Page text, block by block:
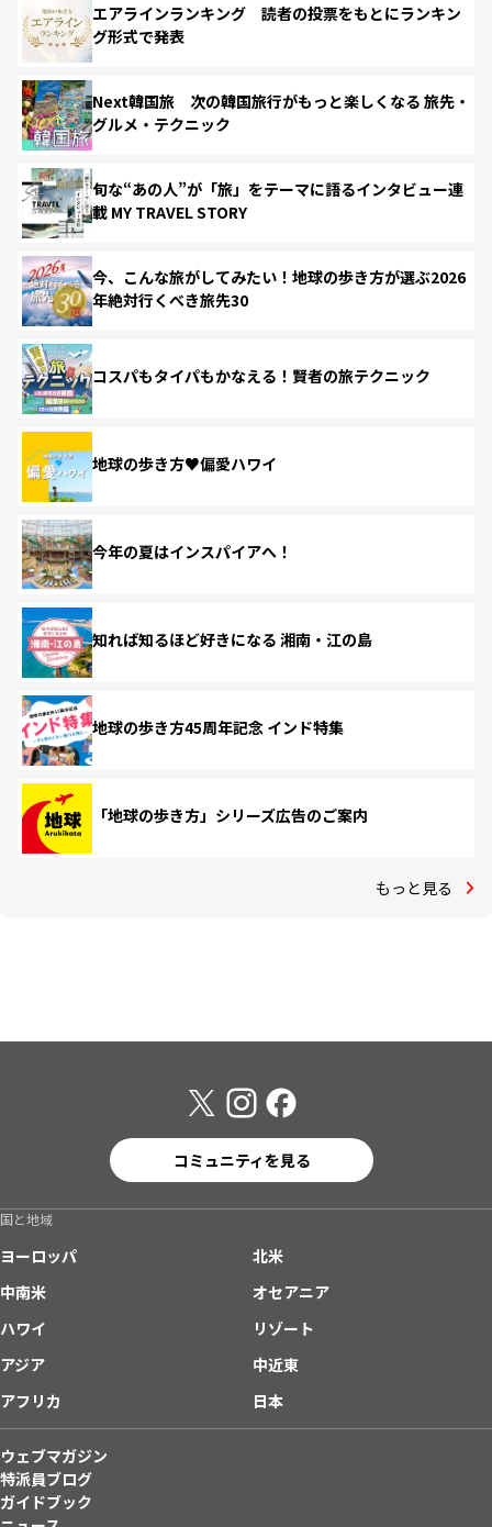
エアラインランキング 読者の投票をもとにランキン
グ形式で発表
Next韓国旅 次の韓国旅行がもっと楽しくなる 旅先・
グルメ・テクニック
旬な“あの人”が「旅」をテーマに語るインタビュー連
載 MY TRAVEL STORY
今、こんな旅がしてみたい！地球の歩き方が選ぶ2026
年絶対行くべき旅先30
コスパもタイパもかなえる！賢者の旅テクニック
地球の歩き方♥偏愛ハワイ
今年の夏はインスパイアへ！
知れば知るほど好きになる 湘南・江の島
地球の歩き方45周年記念 インド特集
「地球の歩き方」シリーズ広告のご案内
もっと見る
コミュニティを見る
国と地域
ヨーロッパ
北米
中南米
オセアニア
ハワイ
リゾート
アジア
中近東
アフリカ
日本
ウェブマガジン
特派員ブログ
ガイドブック